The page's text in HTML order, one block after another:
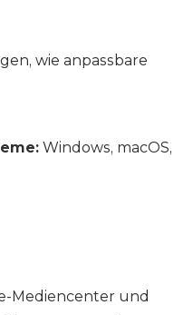
wie anpassbare
Windows, macOS,
Mediencenter und